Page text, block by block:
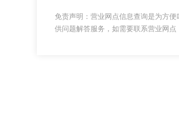
免责声明：营业网点信息查询是为方
供问题解答服务，如需要联系营业网点